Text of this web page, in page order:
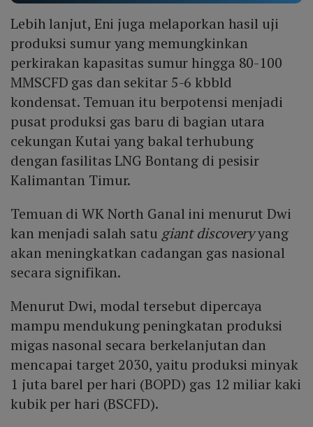
Lebih lanjut, Eni juga melaporkan hasil uji
produksi sumur yang memungkinkan
perkirakan kapasitas sumur hingga 80-100
MMSCFD gas dan sekitar 5-6 kbbld
kondensat. Temuan itu berpotensi menjadi
pusat produksi gas baru di bagian utara
cekungan Kutai yang bakal terhubung
dengan fasilitas LNG Bontang di pesisir
Kalimantan Timur.
Temuan di WK North Ganal ini menurut Dwi
kan menjadi salah satu giant discoveryyang
akan meningkatkan cadangan gas nasional
secara signifikan.
Menurut Dwi, modal tersebut dipercaya
mampu mendukung peningkatan produksi
migas nasonal secara berkelanjutan dan
mencapai target 2030, yaitu produksi minyak
1 juta barel per hari (BOPD) gas 12 miliar kaki
kubik per hari (BSCFD).